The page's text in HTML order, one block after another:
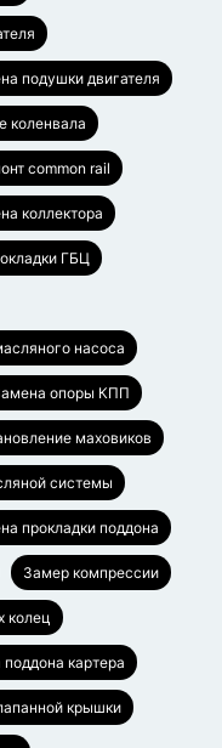
подушки двигателя
коленвала
common rail
коллектора
ГБЦ
насоса
опоры КПП
маховиков
системы
прокладки поддона
Замер компрессии
колец
картера
крышки